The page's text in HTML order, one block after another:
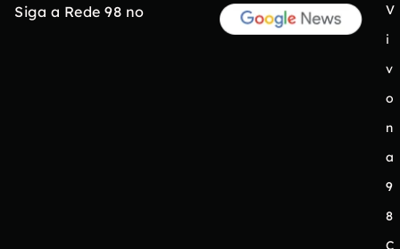
Siga a Rede 98 no
V
i
v
o
n
a
9
8
C